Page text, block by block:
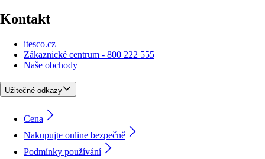
Kontakt
itesco.cz
Zákaznické centrum - 800 222 555
Naše obchody
Užitečné odkazy
Cena
Nakupujte online bezpečně
Podmínky používání